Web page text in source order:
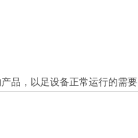
品，以足设备正常运行的需要